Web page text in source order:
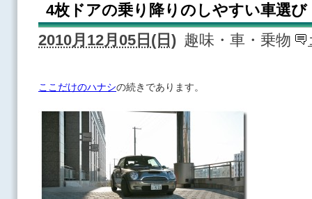
4枚ドアの乗り降りのしやすい車選び
2010月12月05日(日) 趣味・車・乗物
ここだけのハナシの続きであります。